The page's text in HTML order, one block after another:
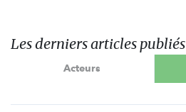
Les derniers articles publiés
Acteurs